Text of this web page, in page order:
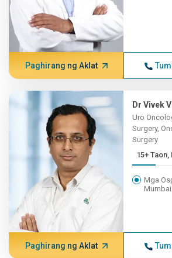
Paghirang ng Aklat
Dr Vivek
Uro
Surgery,
Surgery
15+
Mga
Mumbai
Paghirang ng Aklat